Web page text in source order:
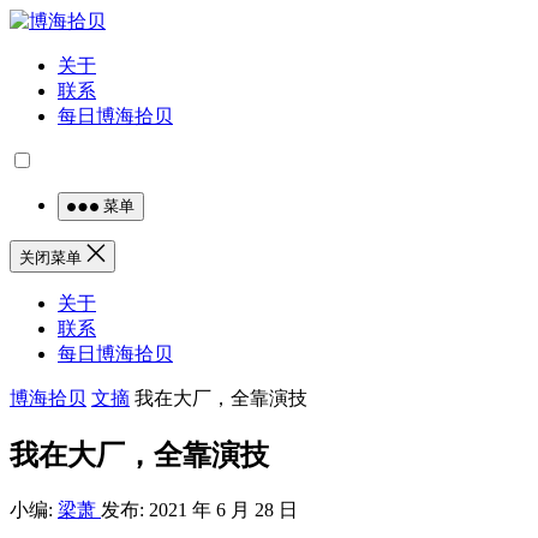
关于
联系
每日博海拾贝
菜单
关闭菜单
关于
联系
每日博海拾贝
博海拾贝 文摘 我在大厂，全靠演技
我在大厂，全靠演技
小编: 梁萧 发布: 2021 年 6 月 28 日